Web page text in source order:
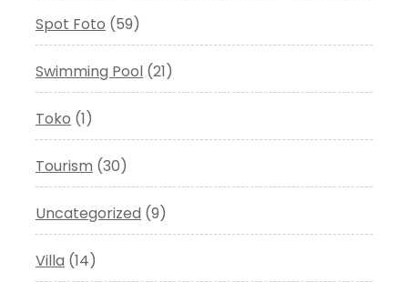
Spot Foto (59)
Swimming Pool (21)
Toko (1)
Tourism (30)
Uncategorized (9)
Villa (14)